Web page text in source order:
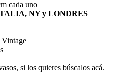
cada uno
NY y LONDRES
si los quieres búscalos acá.